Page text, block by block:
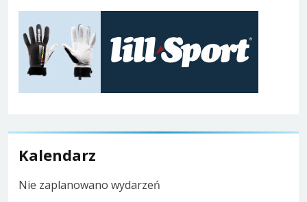
Kalendarz
Nie zaplanowano wydarzeń